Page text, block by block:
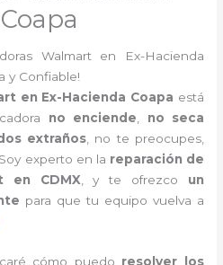
Walmart en Ex-Hacienda
y Confiable!
en Ex-Hacienda Coapa está
no enciende, no seca
extraños, no te preocupes,
experto en la reparación de
en CDMX, y te ofrezco un
para que tu equipo vuelva a
cómo puedo resolver los